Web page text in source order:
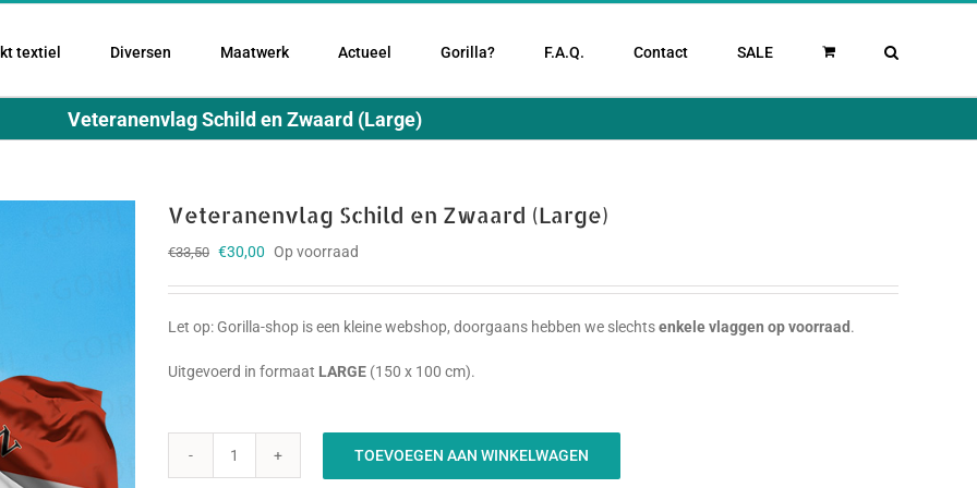
textiel Diversen Maatwerk Actueel Gorilla? F.A.Q. Contact SALE
Veteranenvlag Schild en Zwaard (Large)
Veteranenvlag Schild en Zwaard (Large)
€33,50 Oorspronkelijke
was:
€33,50.
€30,00 Huidige
is:
€30,00.
Op voorraad
Let op: Gorilla-shop is een kleine webshop, doorgaans hebben we slechtsenkele vlaggen op voorraad .
Uitgevoerd in formaat LARGE (150 x 100 cm).
Veteranenvlag
TOEVOEGEN AAN WINKELWAGEN